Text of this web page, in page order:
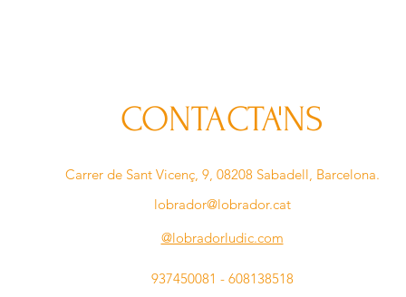
CONTACTA'NS
Carrer de Sant Vicenç, 9, 08208 Sabadell, Barcelona.
lobrador@lobrador.cat
@lobradorludic.com
937450081 - 608138518